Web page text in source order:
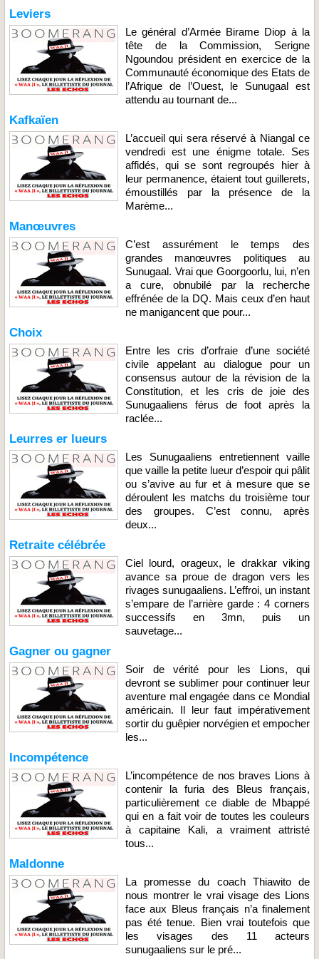
Leviers
Le général d’Armée Birame Diop à la
tête de la Commission, Serigne
Ngoundou président en exercice de la
Communauté économique des Etats de
l’Afrique de l’Ouest, le Sunugaal est
attendu au tournant de...
Kafkaïen
L’accueil qui sera réservé à Niangal ce
vendredi est une énigme totale. Ses
affidés, qui se sont regroupés hier à
leur permanence, étaient tout guillerets,
émoustillés par la présence de la
Marème...
Manœuvres
C’est assurément le temps des
grandes manœuvres politiques au
Sunugaal. Vrai que Goorgoorlu, lui, n’en
a cure, obnubilé par la recherche
effrénée de la DQ. Mais ceux d’en haut
ne manigancent que pour...
Choix
Entre les cris d’orfraie d’une société
civile appelant au dialogue pour un
consensus autour de la révision de la
Constitution, et les cris de joie des
Sunugaaliens férus de foot après la
raclée...
Leurres er lueurs
Les Sunugaaliens entretiennent vaille
que vaille la petite lueur d’espoir qui pâlit
ou s’avive au fur et à mesure que se
déroulent les matchs du troisième tour
des groupes. C’est connu, après
deux...
Retraite célébrée
Ciel lourd, orageux, le drakkar viking
avance sa proue de dragon vers les
rivages sunugaaliens. L’effroi, un instant
s’empare de l’arrière garde : 4 corners
successifs en 3mn, puis un
sauvetage...
Gagner ou gagner
Soir de vérité pour les Lions, qui
devront se sublimer pour continuer leur
aventure mal engagée dans ce Mondial
américain. Il leur faut impérativement
sortir du guêpier norvégien et empocher
les...
Incompétence
L’incompétence de nos braves Lions à
contenir la furia des Bleus français,
particulièrement ce diable de Mbappé
qui en a fait voir de toutes les couleurs
à capitaine Kali, a vraiment attristé
tous...
Maldonne
La promesse du coach Thiawito de
nous montrer le vrai visage des Lions
face aux Bleus français n’a finalement
pas été tenue. Bien vrai toutefois que
les visages des 11 acteurs
sunugaaliens sur le pré...